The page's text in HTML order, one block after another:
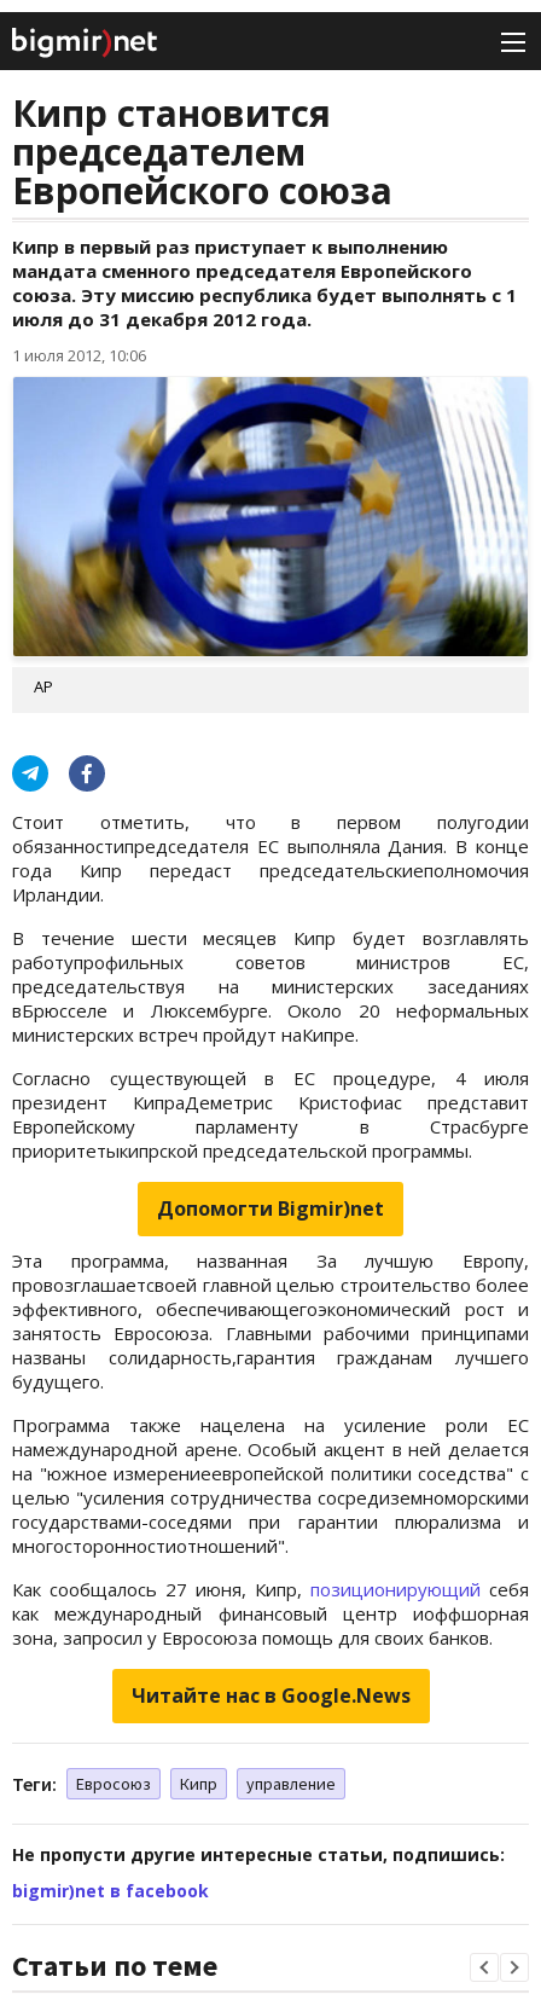
Кипр становится
председателем
Европейского союза
Кипр в первый раз приступает к выполнению
мандата сменного председателя Европейского
союза. Эту миссию республика будет выполнять с 1
июля до 31 декабря 2012 года.
1 июля 2012, 10:06
АР
Стоит отметить, что в первом полугодии
обязанностипредседателя ЕС выполняла Дания. В конце
года Кипр передаст председательскиеполномочия
Ирландии.
В течение шести месяцев Кипр будет возглавлять
работупрофильных советов министров ЕС,
председательствуя на министерских заседаниях
вБрюсселе и Люксембурге. Около 20 неформальных
министерских встреч пройдут наКипре.
Согласно существующей в ЕС процедуре, 4 июля
президент КипраДеметрис Кристофиас представит
Европейскому парламенту в Страсбурге
приоритетыкипрской председательской программы.
Допомогти Bigmir)net
Эта программа, названная За лучшую Европу,
провозглашаетсвоей главной целью строительство более
эффективного, обеспечивающегоэкономический рост и
занятость Евросоюза. Главными рабочими принципами
названы солидарность,гарантия гражданам лучшего
будущего.
Программа также нацелена на усиление роли ЕС
намеждународной арене. Особый акцент в ней делается
на "южное измерениеевропейской политики соседства" с
целью "усиления сотрудничества сосредиземноморскими
государствами-соседями при гарантии плюрализма и
многосторонностиотношений".
Как сообщалось 27 июня, Кипр, позиционирующий себя
как международный финансовый центр иоффшорная
зона, запросил у Евросоюза помощь для своих банков.
Читайте нас в Google.News
Теги: Евросоюз Кипр управление
Не пропусти другие интересные статьи, подпишись:
bigmir)net в facebook
Статьи по теме